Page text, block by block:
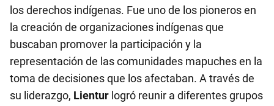
los derechos indígenas. Fue uno de los pioneros en
la creación de organizaciones indígenas que
buscaban promover la participación y la
representación de las comunidades mapuches en la
toma de decisiones que los afectaban. A través de
su liderazgo, Lientur logró reunir a diferentes grupos